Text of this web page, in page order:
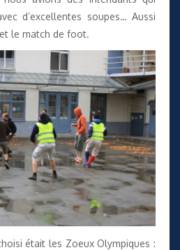
d’excellentes soupes… Aussi
le match de foot.
était les Zoeux Olympiques :